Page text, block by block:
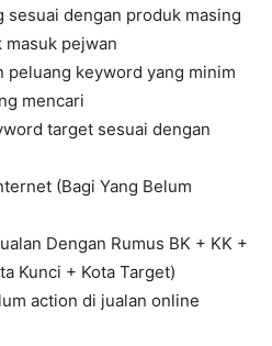
sesuai dengan produk masing
masuk pejwan
peluang keyword yang minim
mencari
target sesuai dengan
(Bagi Yang Belum
Dengan Rumus BK + KK +
Kunci + Kota Target)
action di jualan online